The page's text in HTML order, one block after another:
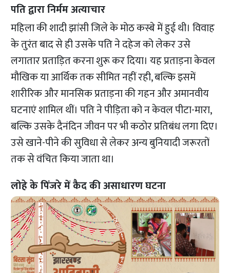
पति द्वारा निर्मम अत्याचार
महिला की शादी झांसी जिले के मोठ कस्बे में हुई थी। विवाह
के तुरंत बाद से ही उसके पति ने दहेज को लेकर उसे
लगातार प्रताड़ित करना शुरू कर दिया। यह प्रताड़ना केवल
मौखिक या आर्थिक तक सीमित नहीं रही, बल्कि इसमें
शारीरिक और मानसिक प्रताड़ना की गहन और अमानवीय
घटनाएं शामिल थीं। पति ने पीड़िता को न केवल पीटा-मारा,
बल्कि उसके दैनंदिन जीवन पर भी कठोर प्रतिबंध लगा दिए।
उसे खाने-पीने की सुविधा से लेकर अन्य बुनियादी जरूरतों
तक से वंचित किया जाता था।
लोहे के पिंजरे में कैद की असाधारण घटना